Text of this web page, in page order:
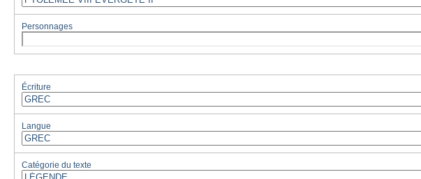
Personnages
Écriture
Langue
Catégorie du texte